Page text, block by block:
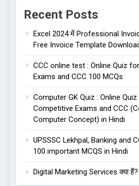
Recent Posts
Excel 2024 में Professional
Free Invoice Template
CCC online test : Online Quiz
Exams and CCC 100 MCQs
Computer GK Quiz : Online
Competitive Exams and CCC
Computer Concept) in Hindi
UPSSSC Lekhpal, Banking and
100 important MCQS in Hindi
Digital Marketing Services क्या